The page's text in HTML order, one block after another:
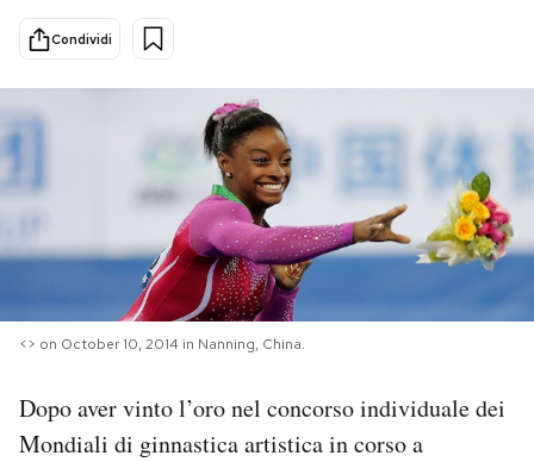
Scienza
Cultura
Economia
Altrecose
NEWSLETTER
Condividi
<> on October 10, 2014 in Nanning, China.
Dopo aver vinto l’oro nel concorso individuale dei
Mondiali di ginnastica artistica in corso a